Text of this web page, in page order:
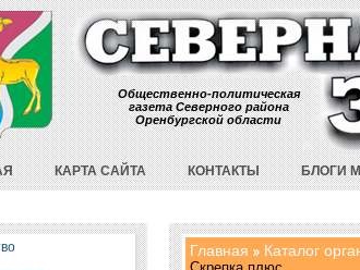
Общественно-политическая
газета Северного района
Оренбургской области
КАРТА САЙТА КОНТАКТЫ БЛОГИ
Главная Каталог